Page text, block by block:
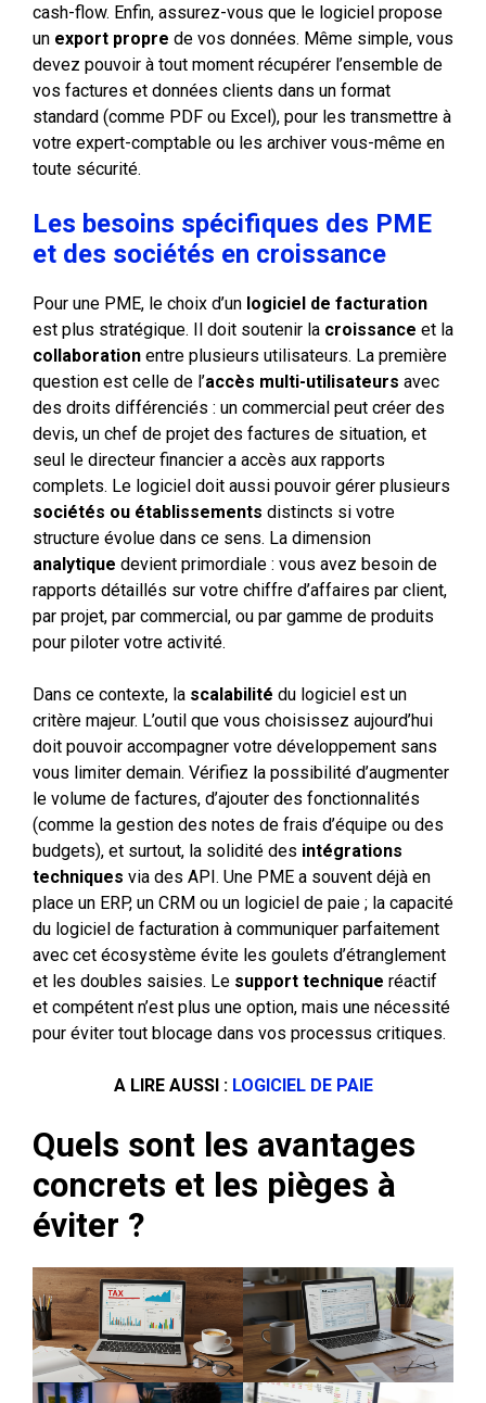
cash-flow. Enfin, assurez-vous que le logiciel propose
un export propre de vos données. Même simple, vous
devez pouvoir à tout moment récupérer l’ensemble de
vos factures et données clients dans un format
standard (comme PDF ou Excel), pour les transmettre à
votre expert-comptable ou les archiver vous-même en
toute sécurité.
Les besoins spécifiques des PME
et des sociétés en croissance
Pour une PME, le choix d’un logiciel de facturation
est plus stratégique. Il doit soutenir la croissance et la
collaboration entre plusieurs utilisateurs. La première
question est celle de l’accès multi-utilisateurs avec
des droits différenciés : un commercial peut créer des
devis, un chef de projet des factures de situation, et
seul le directeur financier a accès aux rapports
complets. Le logiciel doit aussi pouvoir gérer plusieurs
sociétés ou établissements distincts si votre
structure évolue dans ce sens. La dimension
analytique devient primordiale : vous avez besoin de
rapports détaillés sur votre chiffre d’affaires par client,
par projet, par commercial, ou par gamme de produits
pour piloter votre activité.
Dans ce contexte, la scalabilité du logiciel est un
critère majeur. L’outil que vous choisissez aujourd’hui
doit pouvoir accompagner votre développement sans
vous limiter demain. Vérifiez la possibilité d’augmenter
le volume de factures, d’ajouter des fonctionnalités
(comme la gestion des notes de frais d’équipe ou des
budgets), et surtout, la solidité des intégrations
techniques via des API. Une PME a souvent déjà en
place un ERP, un CRM ou un logiciel de paie ; la capacité
du logiciel de facturation à communiquer parfaitement
avec cet écosystème évite les goulets d’étranglement
et les doubles saisies. Le support technique réactif
et compétent n’est plus une option, mais une nécessité
pour éviter tout blocage dans vos processus critiques.
A LIRE AUSSI : LOGICIEL DE PAIE
Quels sont les avantages
concrets et les pièges à
éviter ?